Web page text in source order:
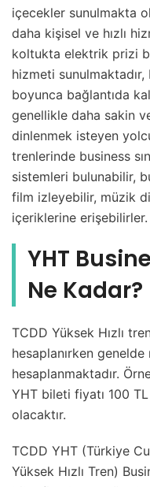
içecekler sunulmakta
daha kişisel ve hızlı
koltukta elektrik prizi
hizmeti
boyunca bağlantıda
genellikle daha sakin
dinlenmek isteyen
trenlerinde business
sistemleri bulunabilir,
film izleyebilir, müzik
içeriklerine erişebilirler.
YHT
Ne Kadar?
TCDD Yüksek Hızlı
hesaplanırken
hesaplanmaktadır.
YHT bileti fiyatı 100
olacaktır.
TCDD YHT (Türkiye
Yüksek Hızlı Tren)